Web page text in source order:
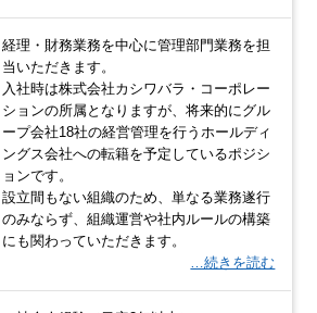
経理・財務業務を中心に管理部門業務を担
当いただきます。
入社時は株式会社カシワバラ・コーポレー
ションの所属となりますが、将来的にグル
ープ会社18社の経営管理を行うホールディ
ングス会社への転籍を予定しているポジシ
ョンです。
設立間もない組織のため、単なる業務遂行
のみならず、組織運営や社内ルールの構築
にも関わっていただきます。
…続きを読む